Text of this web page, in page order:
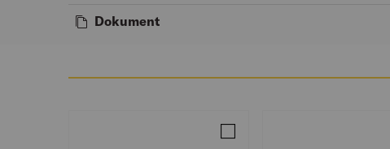
Dokument
Jämför BYGGFOLIETEJP RAW